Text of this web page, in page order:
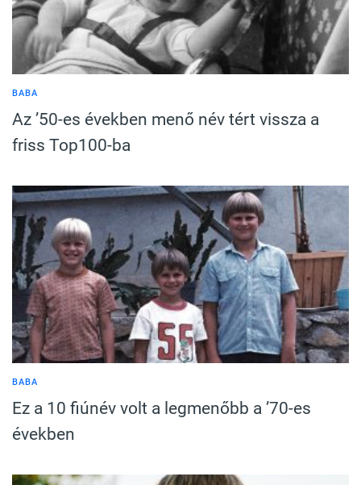
BABA
Az ’50-es években menő név tért vissza a
friss Top100-ba
BABA
Ez a 10 fiúnév volt a legmenőbb a ’70-es
években